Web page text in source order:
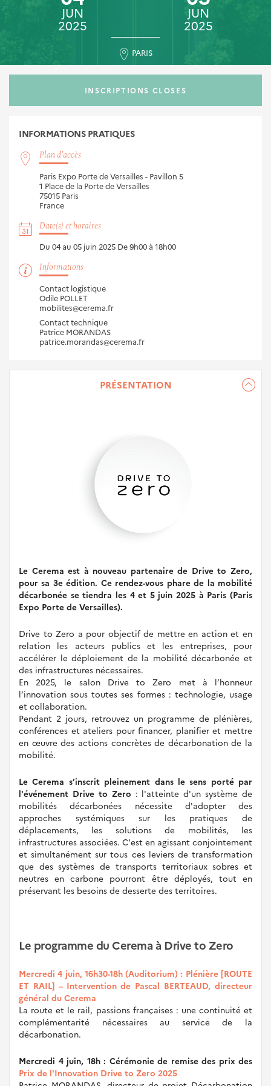
JUN
2025
JUN
2025
PARIS
INSCRIPTIONS CLOSES
INFORMATIONS PRATIQUES
Plan d'accès
Paris Expo Porte de Versailles - Pavillon 5
1 Place de la Porte de Versailles
75015 Paris
France
Date(s) et horaires
Du 04 au 05 juin 2025 De 9h00 à 18h00
Informations
Contact logistique
Odile POLLET
mobilites@cerema.fr
Contact technique
Patrice MORANDAS
patrice.morandas@cerema.fr
PRÉSENTATION
Le Cerema est à nouveau partenaire de Drive to Zero,
pour sa 3e édition. Ce rendez-vous phare de la mobilité
décarbonée se tiendra les 4 et 5 juin 2025 à Paris (Paris
Expo Porte de Versailles).
Drive to Zero a pour objectif de mettre en action et en
relation les acteurs publics et les entreprises, pour
accélérer le déploiement de la mobilité décarbonée et
des infrastructures nécessaires.
En 2025, le salon Drive to Zero met à l’honneur
l’innovation sous toutes ses formes : technologie, usage
et collaboration.
Pendant 2 jours, retrouvez un programme de plénières,
conférences et ateliers pour financer, planifier et mettre
en œuvre des actions concrètes de décarbonation de la
mobilité.
Le Cerema s’inscrit pleinement dans le sens porté par
l'événement Drive to Zero : l'atteinte d'un système de
mobilités décarbonées nécessite d'adopter des
approches systémiques sur les pratiques de
déplacements, les solutions de mobilités, les
infrastructures associées. C'est en agissant conjointement
et simultanément sur tous ces leviers de transformation
que des systèmes de transports territoriaux sobres et
neutres en carbone pourront être déployés, tout en
préservant les besoins de desserte des territoires.
Le programme du Cerema à Drive to Zero
Mercredi 4 juin, 16h30-18h (Auditorium) : Plénière [ROUTE
ET RAIL] – Intervention de Pascal BERTEAUD, directeur
général du Cerema
La route et le rail, passions françaises : une continuité et
complémentarité nécessaires au service de la
décarbonation.
Mercredi 4 juin, 18h : Cérémonie de remise des prix des
Prix de l'Innovation Drive to Zero 2025